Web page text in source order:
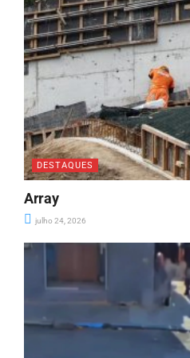
DESTAQUES
Array
julho 24, 2026